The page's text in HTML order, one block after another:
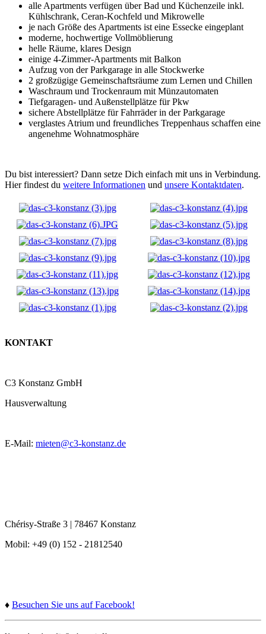
alle Apartments verfügen über Bad und Küchenzeile inkl.
Kühlschrank, Ceran-Kochfeld und Mikrowelle
je nach Größe des Apartments ist eine Essecke eingeplant
moderne, hochwertige Vollmöblierung
helle Räume, klares Design
einige 4-Zimmer-Apartments mit Balkon
Aufzug von der Parkgarage in alle Stockwerke
2 großzügige Gemeinschaftsräume zum Lernen und Chillen
Waschraum und Trockenraum mit Münzautomaten
Tiefgaragen- und Außenstellplätze für Pkw
sichere Abstellplätze für Fahrräder in der Parkgarage
verglastes Atrium und freundliches Treppenhaus schaffen eine
angenehme Wohnatmosphäre
Du bist interessiert? Dann setze Dich einfach mit uns in Verbindung.
Hier findest du weitere Informationen und unsere Kontaktdaten.
KONTAKT
C3 Konstanz GmbH
Hausverwaltung
E-Mail: mieten@c3-konstanz.de
Chérisy-Straße 3 | 78467 Konstanz
Mobil: +49 (0) 152 - 21812540
♦ Besuchen Sie uns auf Facebook!